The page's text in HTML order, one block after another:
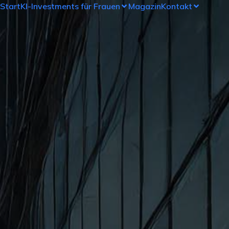
StartKI-Investments für Frauen MagazinKontakt